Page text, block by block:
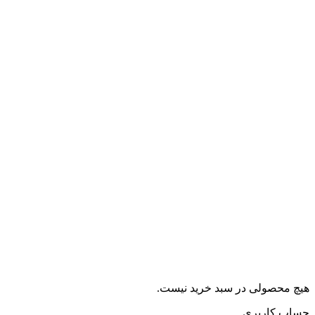
هیچ محصولی در سبد خرید نیست.
حساب کاربری